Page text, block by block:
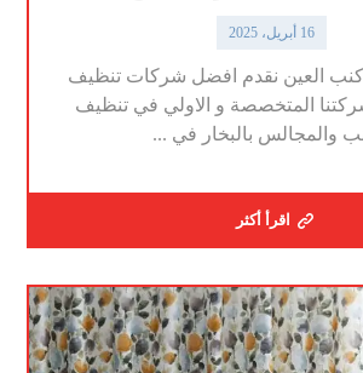
16 أبريل، 2025
العين نقدم افضل شركات تنظيف
المتخصصة و الاولي في تنظيف
والمجالس بالبخار في ...
اقرأ أكثر